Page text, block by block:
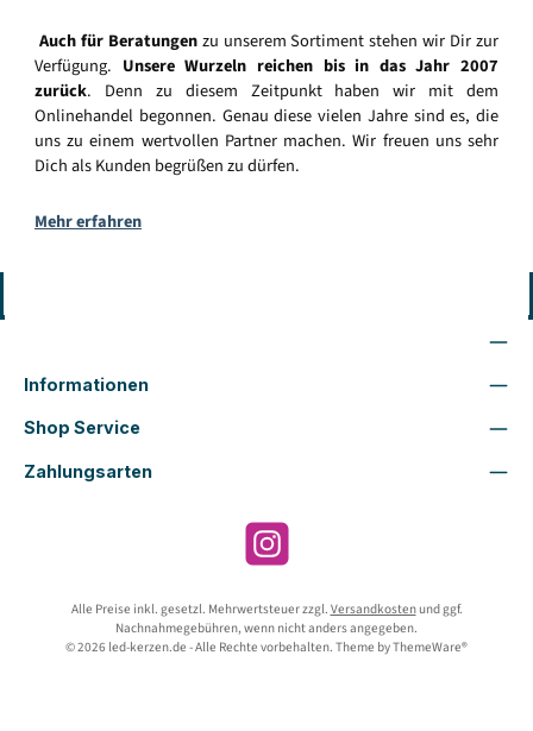
Auch für Beratungenzu unserem Sortiment stehen wir Dir zur
Verfügung. Unsere Wurzeln reichen bis in das Jahr 2007
zurück. Denn zu diesem Zeitpunkt haben wir mit dem
Onlinehandel begonnen. Genau diese vielen Jahre sind es, die
uns zu einem wertvollen Partner machen. Wir freuen uns sehr
Dich als Kunden begrüßen zu dürfen.
Mehr erfahren
Informationen
Shop Service
Zahlungsarten
Instagram
Alle Preise inkl. gesetzl. Mehrwertsteuer zzgl. Versandkostenund ggf.
Nachnahmegebühren, wenn nicht anders angegeben.
© 2026 led-kerzen.de - Alle Rechte vorbehalten. Theme byThemeWare®